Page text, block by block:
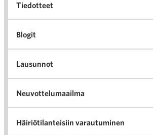
Tiedotteet
Blogit
Lausunnot
Neuvottelumaailma
Häiriötilanteisiin varautuminen